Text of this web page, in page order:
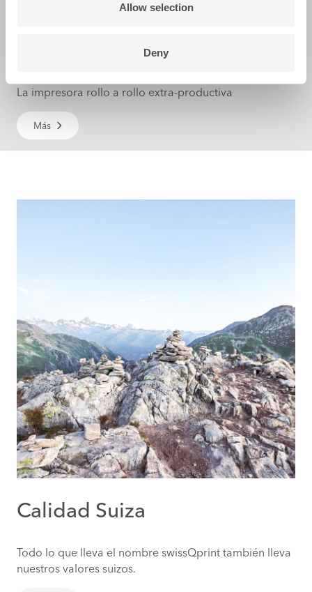
Allow selection
Deny
La impresora rollo a rollo extra-productiva
Más
Calidad Suiza
Todo lo que lleva el nombre swissQprint también lleva
nuestros valores suizos.